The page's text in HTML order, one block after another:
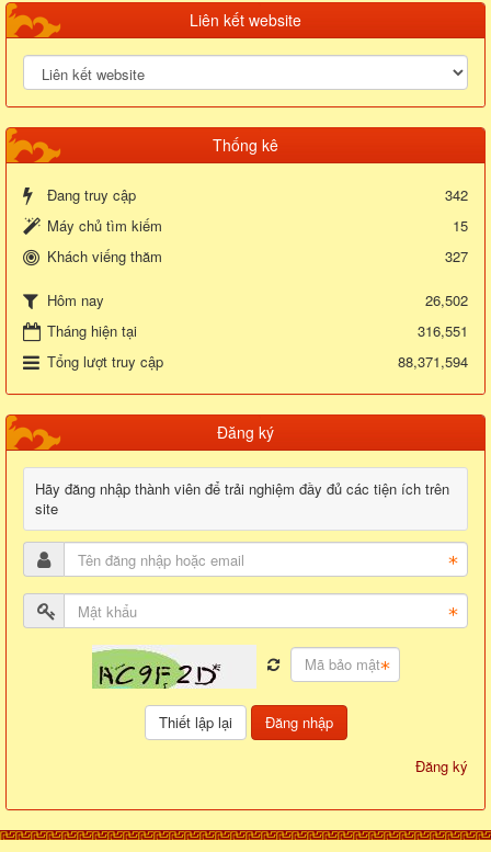
Liên kết website
Thống kê
Đang truy cập
342
Máy chủ tìm kiếm
15
Khách viếng thăm
327
Hôm nay
26,502
Tháng hiện tại
316,551
Tổng lượt truy cập
88,371,594
Đăng ký
Hãy đăng nhập thành viên để trải nghiệm đầy đủ các tiện ích trên
site
Đăng nhập
Đăng ký